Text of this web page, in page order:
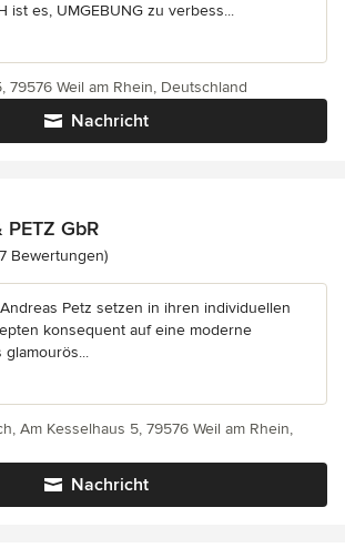
ist es, UMGEBUNG zu verbess...
Nachricht
79576 Weil am Rhein, Deutschland
PETZ GbR
5 von 5 Sternen
Bewertungen)
Petz setzen in ihren individuellen
konsequent auf eine moderne
Nachricht
Am Kesselhaus 5, 79576 Weil am Rhein,